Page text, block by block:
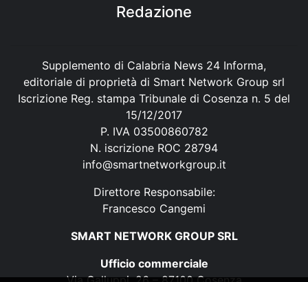
Redazione
Supplemento di Calabria News 24 Informa,
editoriale di proprietà di Smart Network Group srl
Iscrizione Reg. stampa Tribunale di Cosenza n. 5 del
15/12/2017
P. IVA 03500860782
N. iscrizione ROC 28794
info@smartnetworkgroup.it
Direttore Responsabile:
Francesco Cangemi
SMART NETWORK GROUP SRL
Ufficio commerciale